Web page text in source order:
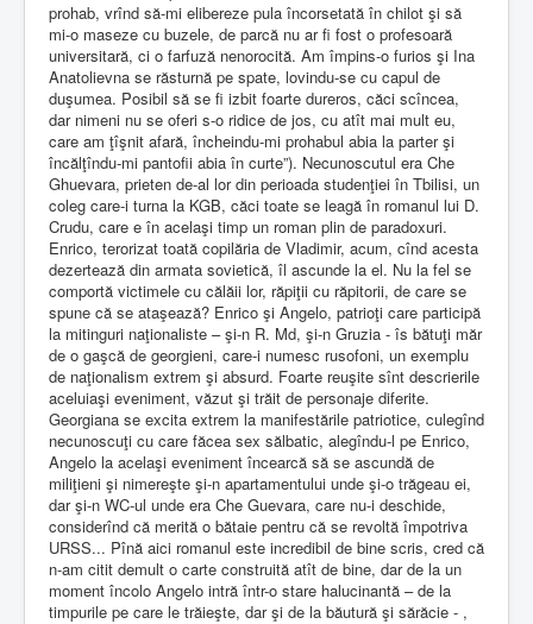
prohab, vrînd să-mi elibereze pula încorsetată în chilot şi să
mi-o maseze cu buzele, de parcă nu ar fi fost o profesoară
universitară, ci o farfuză nenorocită. Am împins-o furios şi Ina
Anatolievna se răsturnă pe spate, lovindu-se cu capul de
duşumea. Posibil să se fi izbit foarte dureros, căci scîncea,
dar nimeni nu se oferi s-o ridice de jos, cu atît mai mult eu,
care am ţîşnit afară, încheindu-mi prohabul abia la parter şi
încălţîndu-mi pantofii abia în curte”). Necunoscutul era Che
Ghuevara, prieten de-al lor din perioada studenţiei în Tbilisi, un
coleg care-i turna la KGB, căci toate se leagă în romanul lui D.
Crudu, care e în acelaşi timp un roman plin de paradoxuri.
Enrico, terorizat toată copilăria de Vladimir, acum, cînd acesta
dezertează din armata sovietică, îl ascunde la el. Nu la fel se
comportă victimele cu călăii lor, răpiţii cu răpitorii, de care se
spune că se ataşează? Enrico şi Angelo, patrioţi care participă
la mitinguri naţionaliste – şi-n R. Md, şi-n Gruzia - îs bătuţi măr
de o gaşcă de georgieni, care-i numesc rusofoni, un exemplu
de naţionalism extrem şi absurd. Foarte reuşite sînt descrierile
aceluiaşi eveniment, văzut şi trăit de personaje diferite.
Georgiana se excita extrem la manifestările patriotice, culegînd
necunoscuţi cu care făcea sex sălbatic, alegîndu-l pe Enrico,
Angelo la acelaşi eveniment încearcă să se ascundă de
miliţieni şi nimereşte şi-n apartamentului unde şi-o trăgeau ei,
dar şi-n WC-ul unde era Che Guevara, care nu-i deschide,
considerînd că merită o bătaie pentru că se revoltă împotriva
URSS... Pînă aici romanul este incredibil de bine scris, cred că
n-am citit demult o carte construită atît de bine, dar de la un
moment încolo Angelo intră într-o stare halucinantă – de la
timpurile pe care le trăieşte, dar şi de la băutură şi sărăcie - ,